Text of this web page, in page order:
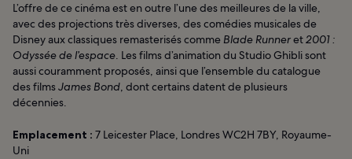
L’offre de ce cinéma est en outre l’une des meilleures de la ville,
avec des projections très diverses, des comédies musicales de
Disney aux classiques remasterisés comme Blade Runneret2001 :
Odyssée de l’espace. Les films d’animation du Studio Ghibli sont
aussi couramment proposés, ainsi que l’ensemble du catalogue
des filmsJames Bond, dont certains datent de plusieurs
décennies.
Emplacement : 7 Leicester Place, Londres WC2H 7BY, Royaume-
Uni